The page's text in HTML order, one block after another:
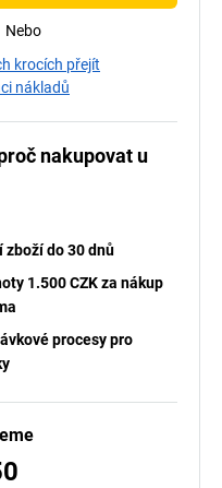
Nebo
krocích přejít
nákladů
nakupovat u
zboží do 30 dnů
1.500 CZK za nákup
procesy pro